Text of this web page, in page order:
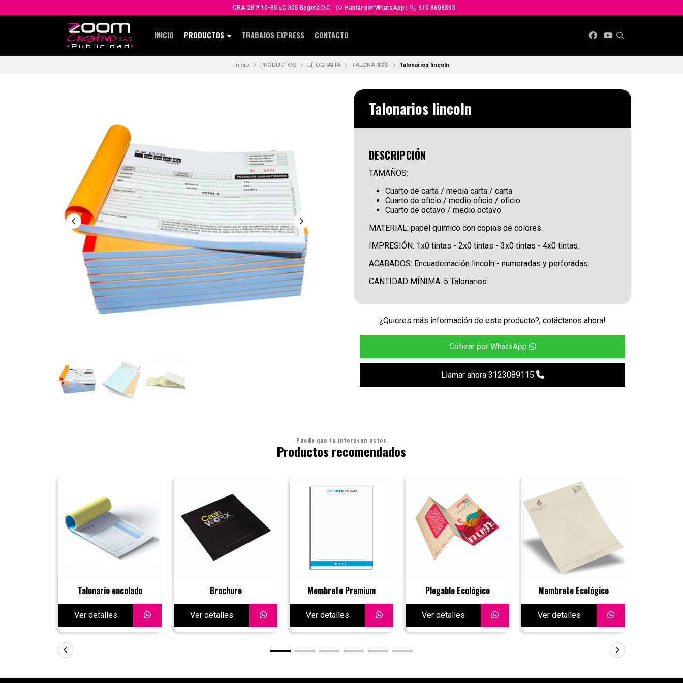
CRA 28 # 10-85 LC 305 Bogotá D.C Hablar por WhatsApp 310 8608893
INICIO PRODUCTOS TRABAJOS EXPRESS CONTACTO
Inicio PRODUCTOS LITOGRAFÍA TALONARIOS Talonarios lincoln
Talonarios lincoln
DESCRIPCIÓN
TAMAÑOS:
Cuarto de carta / media carta / carta
Cuarto de oficio / medio oficio / oficio
Cuarto de octavo / medio octavo
MATERIAL: papel químico con copias de colores.
IMPRESIÓN: 1x0 tintas - 2x0 tintas - 3x0 tintas - 4x0 tintas.
ACABADOS: Encuadernación lincoln - numeradas y perforadas.
CANTIDAD MÍNIMA: 5 Talonarios.
¿Quieres más información de este producto?, cotáctanos ahora!
Cotizar por WhatsApp
Llamar ahora 3123089115
Puede que te interesen estos
Productos recomendados
Talonario encolado
Ver detalles
Brochure
Ver detalles
Membrete Premium
Ver detalles
Plegable Ecológico
Ver detalles
Membrete Ecológico
Ver detalles